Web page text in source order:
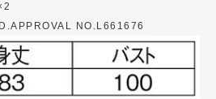
NO.L661676